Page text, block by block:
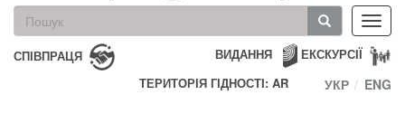
Пошукова
форма
Пошук
СПІВПРАЦЯ ЕКСКУРСІЇ
ВИДАННЯ
ТЕРИТОРІЯ ГІДНОСТІ: AR
УКР ENG